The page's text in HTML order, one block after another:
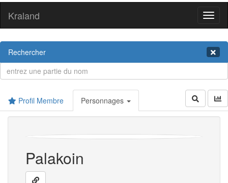
Kraland
Rechercher
Profil Membre Personnages
Palakoin